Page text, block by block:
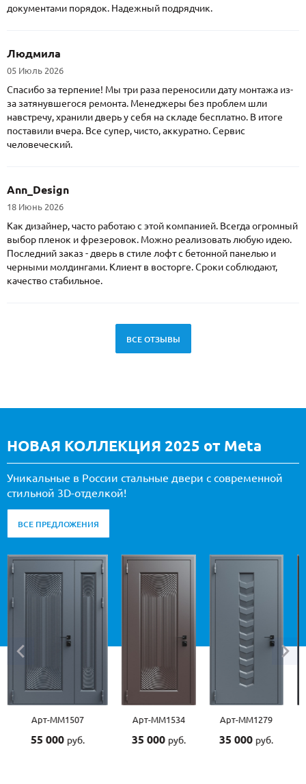
документами порядок. Надежный подрядчик.
Людмила
05 Июль 2026
Спасибо за терпение! Мы три раза переносили дату монтажа из-
за затянувшегося ремонта. Менеджеры без проблем шли
навстречу, хранили дверь у себя на складе бесплатно. В итоге
поставили вчера. Все супер, чисто, аккуратно. Сервис
человеческий.
Ann_Design
18 Июнь 2026
Как дизайнер, часто работаю с этой компанией. Всегда огромный
выбор пленок и фрезеровок. Можно реализовать любую идею.
Последний заказ - дверь в стиле лофт с бетонной панелью и
черными молдингами. Клиент в восторге. Сроки соблюдают,
качество стабильное.
ВСЕ ОТЗЫВЫ
НОВАЯ КОЛЛЕКЦИЯ 2025 от Meta
Уникальные в России стальные двери с современной
стильной 3D-отделкой!
ВСЕ ПРЕДЛОЖЕНИЯ
Арт-ММ1507
55 000 руб.
Арт-ММ1534
35 000 руб.
Арт-ММ1279
35 000 руб.